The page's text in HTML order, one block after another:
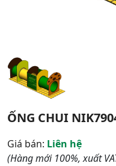
ỐNG CHUI
Giá bán: Liên hệ
(Hàng mới 100%, xuất